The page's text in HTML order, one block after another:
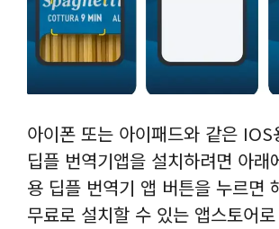
아이폰 또는 아이패드와 같은 IOS
딥플 번역기앱을 설치하려면 아래
용 딥플 번역기 앱 버튼을 누르면
무료로 설치할 수 있는 앱스토어